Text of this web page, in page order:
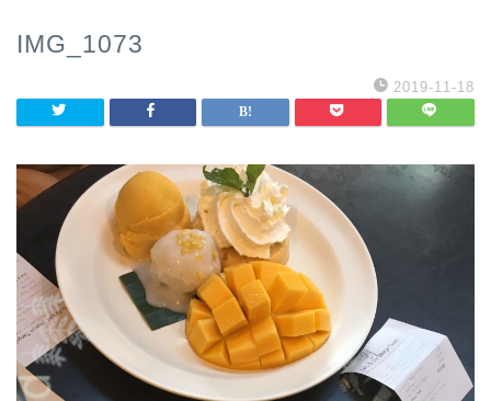
IMG_1073
2019-11-18